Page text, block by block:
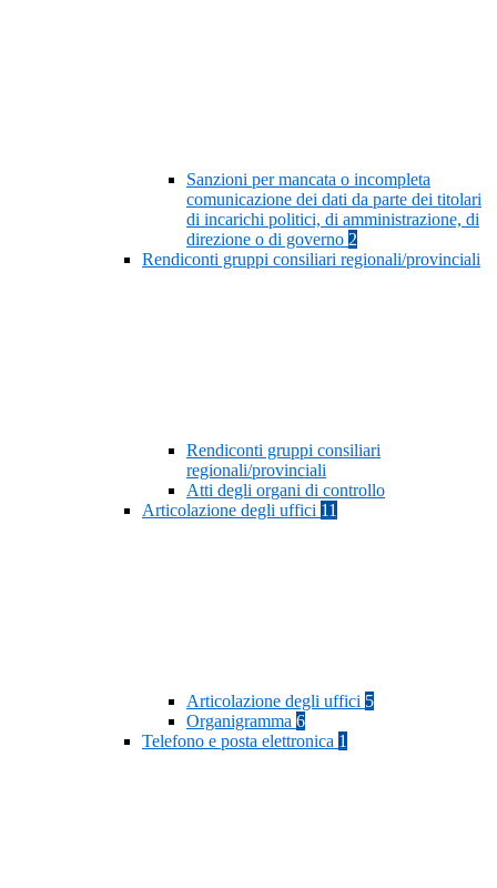
Sanzioni per mancata o incompleta
comunicazione dei dati da parte dei titolari
di incarichi politici, di amministrazione, di
direzione o di governo 2
Rendiconti gruppi consiliari regionali/provinciali
Rendiconti gruppi consiliari
regionali/provinciali
Atti degli organi di controllo
Articolazione degli uffici 11
Articolazione degli uffici 5
Organigramma 6
Telefono e posta elettronica 1